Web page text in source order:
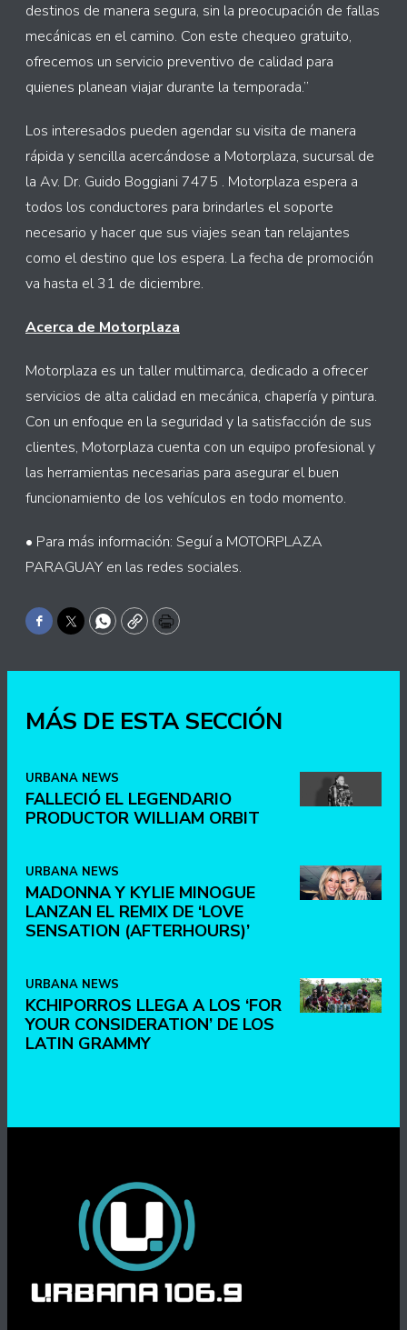
destinos de manera segura, sin la preocupación de fallas
mecánicas en el camino. Con este chequeo gratuito,
ofrecemos un servicio preventivo de calidad para
quienes planean viajar durante la temporada.”
Los interesados pueden agendar su visita de manera
rápida y sencilla acercándose a Motorplaza, sucursal de
la Av. Dr. Guido Boggiani 7475 . Motorplaza espera a
todos los conductores para brindarles el soporte
necesario y hacer que sus viajes sean tan relajantes
como el destino que los espera. La fecha de promoción
va hasta el 31 de diciembre.
Acerca de Motorplaza
Motorplaza es un taller multimarca, dedicado a ofrecer
servicios de alta calidad en mecánica, chapería y pintura.
Con un enfoque en la seguridad y la satisfacción de sus
clientes, Motorplaza cuenta con un equipo profesional y
las herramientas necesarias para asegurar el buen
funcionamiento de los vehículos en todo momento.
• Para más información: Seguí a MOTORPLAZA
PARAGUAY en las redes sociales.
Facebook
TwitterWhatsApp
CopyPrint
MÁS DE ESTA SECCIÓN
URBANA NEWS
FALLECIÓ EL LEGENDARIO
PRODUCTOR WILLIAM ORBIT
URBANA NEWS
MADONNA Y KYLIE MINOGUE
LANZAN EL REMIX DE ‘LOVE
SENSATION (AFTERHOURS)’
URBANA NEWS
KCHIPORROS LLEGA A LOS ‘FOR
YOUR CONSIDERATION’ DE LOS
LATIN GRAMMY